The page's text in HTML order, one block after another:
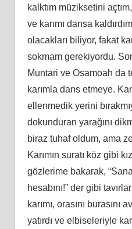
kalktım müziksetini
ve karımı dansa
olacakları biliyor, fakat
sokmam gerekiyordu.
Muntari ve Osamoah da
karımla dans etmeye.
ellenmedik yerini
dokunduran yarağını
biraz tuhaf oldum, ama
Karımın suratı köz gibi
gözlerime bakarak,
hesabını!” der gibi
karımı, orasını
yatırdı ve elbiseleriyle